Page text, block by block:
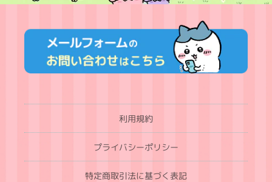
利用規約
プライバシーポリシー
特定商取引法に基づく表記